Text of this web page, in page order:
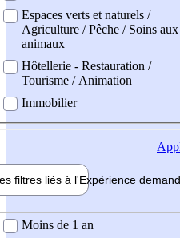
Espaces verts et naturels /
Agriculture / Pêche / Soins aux
animaux
Hôtellerie - Restauration /
Tourisme / Animation
Immobilier
filtres liés à l'Expérience
demandée
Moins de 1 an